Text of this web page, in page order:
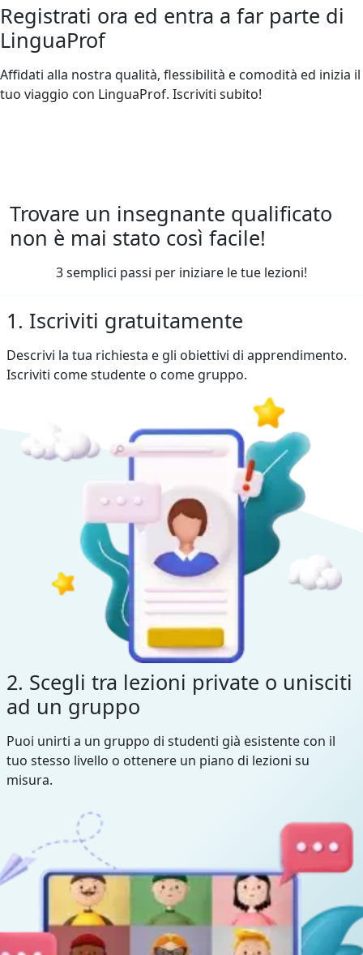
Registrati ora ed entra a far parte di
LinguaProf
Affidati alla nostra qualità, flessibilità e comodità ed inizia il
tuo viaggio con LinguaProf. Iscriviti subito!
Trovare un insegnante qualificato
non è mai stato così facile!
3 semplici passi per iniziare le tue lezioni!
1. Iscriviti gratuitamente
Descrivi la tua richiesta e gli obiettivi di apprendimento.
Iscriviti come studente o come gruppo.
2. Scegli tra lezioni private o unisciti
ad un gruppo
Puoi unirti a un gruppo di studenti già esistente con il
tuo stesso livello o ottenere un piano di lezioni su
misura.